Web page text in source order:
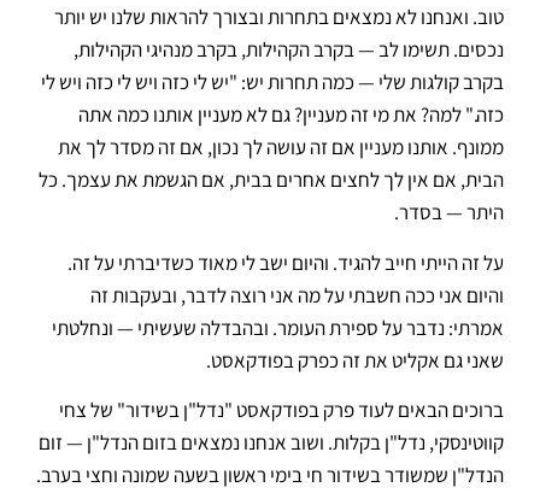
טוב. ואנחנו לא נמצאים בתחרות ובצורך להראות שלנו יש יותר
נכסים. תשימו לב — בקרב הקהילות, בקרב מנהיגי הקהילות,
בקרב קולגות שלי — כמה תחרות יש: "יש לי כזה ויש לי כזה ויש לי
כזה." למה? את מי זה מעניין? גם לא מעניין אותנו כמה אתה
ממונף. אותנו מעניין אם זה עושה לך נכון, אם זה מסדר לך את
הבית, אם אין לך לחצים אחרים בבית, אם הגשמת את עצמך. כל
היתר — בסדר.
על זה הייתי חייב להגיד. והיום ישב לי מאוד כשדיברתי על זה.
והיום אני ככה חשבתי על מה אני רוצה לדבר, ובעקבות זה
אמרתי: נדבר על ספירת העומר. ובהבדלה שעשיתי — ונחלטתי
שאני גם אקליט את זה כפרק בפודקאסט.
ברוכים הבאים לעוד פרק בפודקאסט "נדל"ן בשידור" של צחי
קווטינסקי, נדל"ן בקלות. ושוב אנחנו נמצאים בזום הנדל"ן — זום
הנדל"ן שמשודר בשידור חי בימי ראשון בשעה שמונה וחצי בערב.